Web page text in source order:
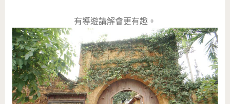
有導遊講解會更有趣。